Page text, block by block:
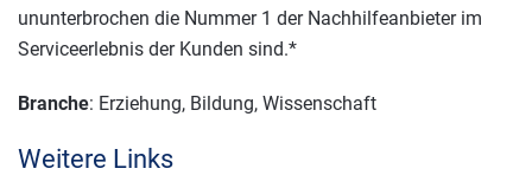
ununterbrochen die Nummer 1 der Nachhilfeanbieter im
Serviceerlebnis der Kunden sind.*
Branche: Erziehung, Bildung, Wissenschaft
Weitere Links